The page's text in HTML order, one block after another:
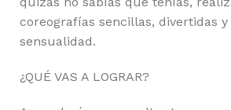
coreografías sencillas, divertidas
sensualidad.
¿QUÉ VAS A LOGRAR?